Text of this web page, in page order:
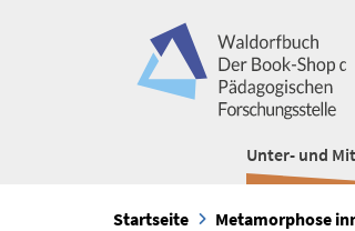
Unter- und
Startseite Metamorphose